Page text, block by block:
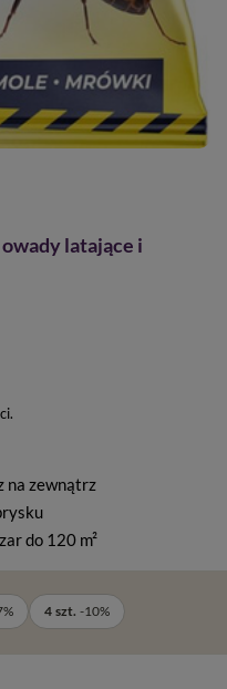
latające i
na zewnątrz
do 120 m²
% 4 szt. -10%